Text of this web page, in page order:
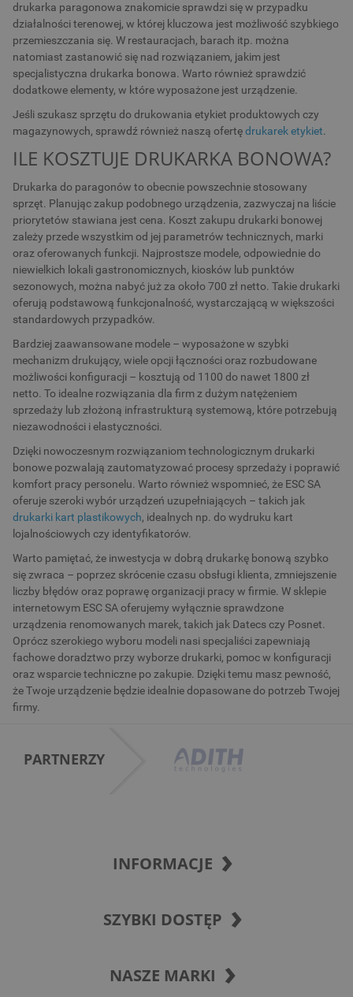
drukarka paragonowa znakomicie sprawdzi się w przypadku
działalności terenowej, w której kluczowa jest możliwość szybkiego
przemieszczania się. W restauracjach, barach itp. można
natomiast zastanowić się nad rozwiązaniem, jakim jest
specjalistyczna drukarka bonowa. Warto również sprawdzić
dodatkowe elementy, w które wyposażone jest urządzenie.
Jeśli szukasz sprzętu do drukowania etykiet produktowych czy
magazynowych, sprawdź również naszą ofertędrukarek etykiet.
ILE KOSZTUJE DRUKARKA BONOWA?
Drukarka do paragonów to obecnie powszechnie stosowany
sprzęt. Planując zakup podobnego urządzenia, zazwyczaj na liście
priorytetów stawiana jest cena. Koszt zakupu drukarki bonowej
zależy przede wszystkim od jej parametrów technicznych, marki
oraz oferowanych funkcji. Najprostsze modele, odpowiednie do
niewielkich lokali gastronomicznych, kiosków lub punktów
sezonowych, można nabyć już za około 700 zł netto. Takie drukarki
oferują podstawową funkcjonalność, wystarczającą w większości
standardowych przypadków.
Bardziej zaawansowane modele – wyposażone w szybki
mechanizm drukujący, wiele opcji łączności oraz rozbudowane
możliwości konfiguracji – kosztują od 1100 do nawet 1800 zł
netto. To idealne rozwiązania dla firm z dużym natężeniem
sprzedaży lub złożoną infrastrukturą systemową, które potrzebują
niezawodności i elastyczności.
Dzięki nowoczesnym rozwiązaniom technologicznym drukarki
bonowe pozwalają zautomatyzować procesy sprzedaży i poprawić
komfort pracy personelu. Warto również wspomnieć, że ESC SA
oferuje szeroki wybór urządzeń uzupełniających – takich jak
drukarki kart plastikowych, idealnych np. do wydruku kart
lojalnościowych czy identyfikatorów.
Warto pamiętać, że inwestycja w dobrą drukarkę bonową szybko
się zwraca – poprzez skrócenie czasu obsługi klienta, zmniejszenie
liczby błędów oraz poprawę organizacji pracy w firmie. W sklepie
internetowym ESC SA oferujemy wyłącznie sprawdzone
urządzenia renomowanych marek, takich jak Datecs czy Posnet.
Oprócz szerokiego wyboru modeli nasi specjaliści zapewniają
fachowe doradztwo przy wyborze drukarki, pomoc w konfiguracji
oraz wsparcie techniczne po zakupie. Dzięki temu masz pewność,
że Twoje urządzenie będzie idealnie dopasowane do potrzeb Twojej
firmy.
PARTNERZY
INFORMACJE
SZYBKI DOSTĘP
NASZE MARKI